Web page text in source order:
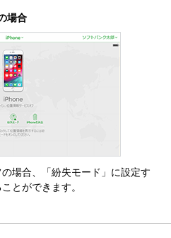
場合
場合、「紛失モード」に設定す
とができます。